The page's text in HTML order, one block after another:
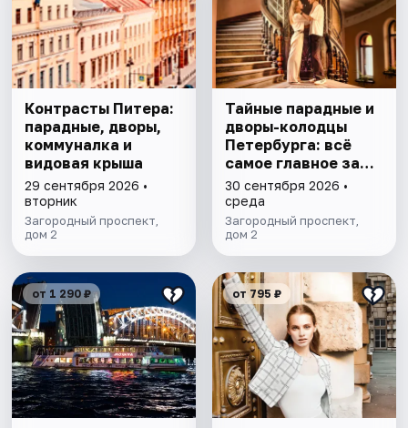
Контрасты Питера:
парадные, дворы,
коммуналка и
видовая крыша
29 сентября 2026 •
вторник
Загородный проспект,
дом 2
Тайные парадные и
дворы-колодцы
Петербурга: всё
самое главное за
1,5 часа
30 сентября 2026 •
среда
Загородный проспект,
дом 2
от 1 290 ₽ от 795 ₽